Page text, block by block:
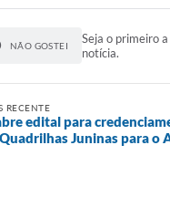
NÃO GOSTEI
Seja o primeiro
notícia.
RECENTE
edital para
Juninas para o